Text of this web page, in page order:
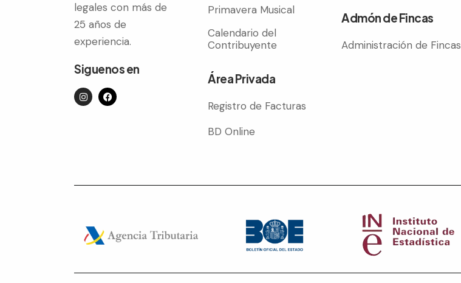
legales con más de
25 años de
experiencia.
Siguenos en
Primavera Musical
Calendario del
Contribuyente
Área Privada
Registro de Facturas
BD Online
Admón de Fincas
Administración de Fincas